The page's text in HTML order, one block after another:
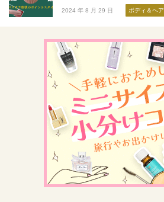
メークアップ
エイジングケア
フレグランス
ボディ＆ヘア
ライフスタイル
2024 年 8 月 29 日 ボディ＆ヘア